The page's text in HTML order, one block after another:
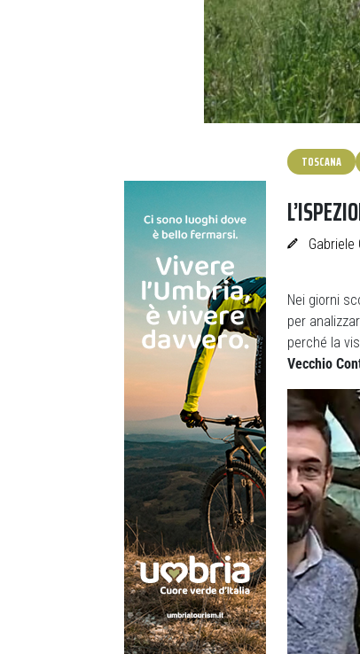
TOSCANA
Gabriele
Nei giorni
per
perché la
Vecchio